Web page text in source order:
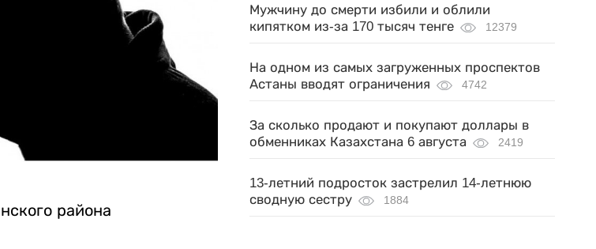
района
Мужчину до смерти избили и облили
кипятком из-за 170 тысяч тенге
12379
На одном из самых загруженных проспектов
Астаны вводят ограничения
4742
За сколько продают и покупают доллары в
обменниках Казахстана 6 августа
2419
13-летний подросток застрелил 14-летнюю
сводную сестру
1884